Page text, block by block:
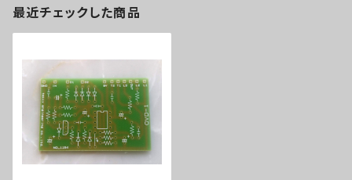
最近チェックした商品